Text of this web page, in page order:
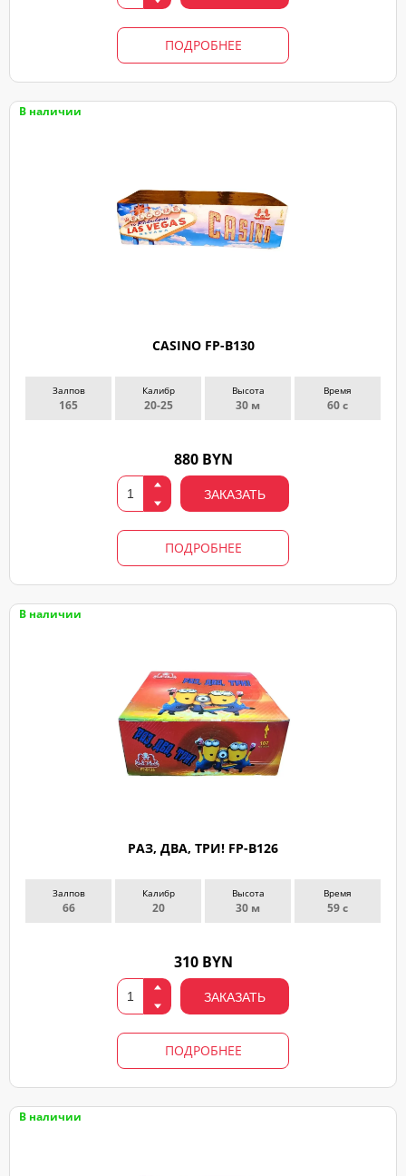
ПОДРОБНЕЕ
В наличии
CASINO FP-B130
Залпов
165
Калибр
20-25
Высота
30 м
Время
60 с
880 BYN
ЗАКАЗАТЬ
ПОДРОБНЕЕ
В наличии
РАЗ, ДВА, ТРИ! FP-B126
Залпов
66
Калибр
20
Высота
30 м
Время
59 с
310 BYN
ЗАКАЗАТЬ
ПОДРОБНЕЕ
В наличии